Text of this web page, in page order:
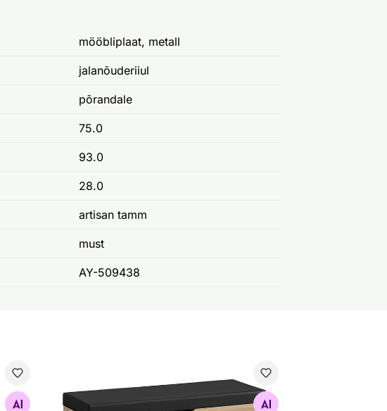
mööbliplaat, metall
jalanõuderiiul
põrandale
75.0
93.0
28.0
artisan tamm
must
AY-509438
Otsi sarnaseid